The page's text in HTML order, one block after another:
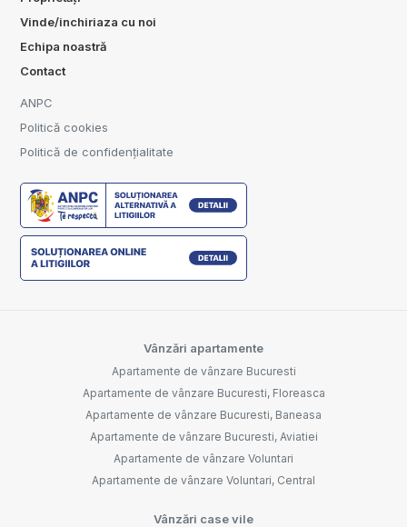
Vinde/inchiriaza cu noi
Echipa noastră
Contact
ANPC
Politică cookies
Politică de confidențialitate
Vânzări apartamente
Apartamente de vânzare Bucuresti
Apartamente de vânzare Bucuresti, Floreasca
Apartamente de vânzare Bucuresti, Baneasa
Apartamente de vânzare Bucuresti, Aviatiei
Apartamente de vânzare Voluntari
Apartamente de vânzare Voluntari, Central
Vânzări case vile